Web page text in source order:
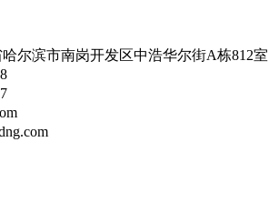
尔滨市南岗开发区中浩华尔街A栋812室